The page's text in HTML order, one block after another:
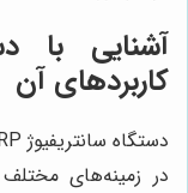
کاربردهای آن
در زمینه‌های